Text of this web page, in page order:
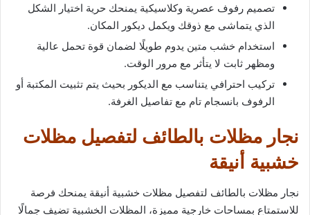
تصميم رفوف عصرية وكلاسيكية يمنحك حرية اختيار الشكل
الذي يتماشى مع ذوقك ويكمل ديكور المكان.
استخدام خشب متين يدوم طويلًا لضمان قوة تحمل عالية
ومظهر ثابت لا يتأثر مع مرور الوقت.
تركيب احترافي يتناسب مع الديكور بحيث يتم تثبيت المكتبة أو
الرفوف بانسجام تام مع تفاصيل الغرفة.
نجار مظلات بالطائف لتفصيل مظلات
خشبية أنيقة
نجار مظلات بالطائف لتفصيل مظلات خشبية أنيقة يمنحك فرصة
للاستمتاع بمساحات خارجية مميزة، المظلات الخشبية تضيف جمالًا